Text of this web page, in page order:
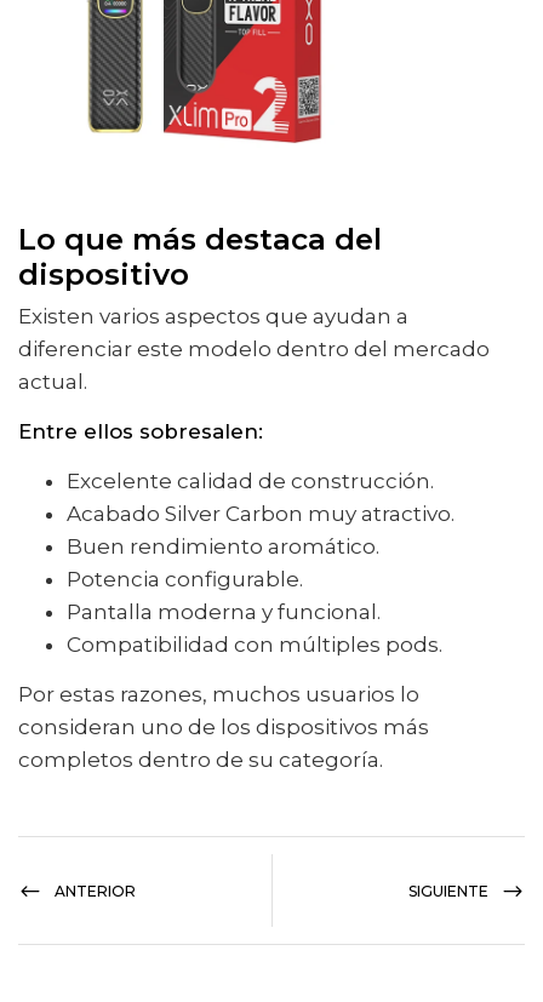
Lo que más destaca del
dispositivo
Existen varios aspectos que ayudan a
diferenciar este modelo dentro del mercado
actual.
Entre ellos sobresalen:
Excelente calidad de construcción.
Acabado Silver Carbon muy atractivo.
Buen rendimiento aromático.
Potencia configurable.
Pantalla moderna y funcional.
Compatibilidad con múltiples pods.
Por estas razones, muchos usuarios lo
consideran uno de los dispositivos más
completos dentro de su categoría.
ANTERIOR SIGUIENTE